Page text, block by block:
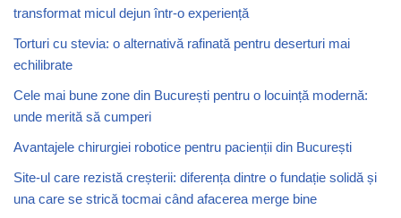
transformat micul dejun într-o experiență
Torturi cu stevia: o alternativă rafinată pentru deserturi mai
echilibrate
Cele mai bune zone din București pentru o locuință modernă:
unde merită să cumperi
Avantajele chirurgiei robotice pentru pacienții din București
Site-ul care rezistă creșterii: diferența dintre o fundație solidă și
una care se strică tocmai când afacerea merge bine